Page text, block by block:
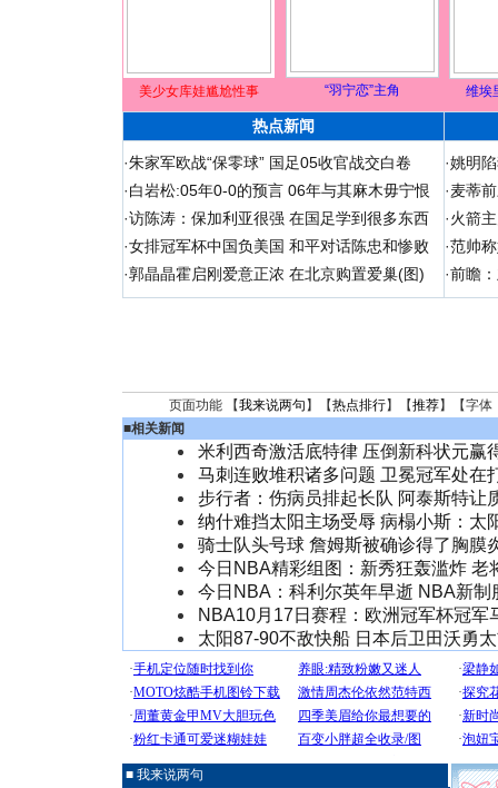
美少女库娃尴尬性事 “羽宁恋”主角 维埃
热点新闻
·朱家军欧战“保零球” 国足05收官战交白卷
·白岩松:05年0-0的预言 06年与其麻木毋宁恨
·访陈涛：保加利亚很强 在国足学到很多东西
·女排冠军杯中国负美国 和平对话陈忠和惨败
·郭晶晶霍启刚爱意正浓 在北京购置爱巢(图)
·姚明
·麦蒂
·火箭
·范帅
·前瞻
页面功能 【我来说两句 】【热点排行】【推荐】【字体
■相关新闻
米利西奇激活底特律 压倒新科状元赢
马刺连败堆积诸多问题 卫冕冠军处在
步行者：伤病员排起长队 阿泰斯特让
纳什难挡太阳主场受辱 病榻小斯：太
骑士队头号球 詹姆斯被确诊得了胸膜
今日NBA精彩组图：新秀狂轰滥炸 老
今日NBA：科利尔英年早逝 NBA新制
NBA10月17日赛程：欧洲冠军杯冠军
太阳87-90不敌快船 日本后卫田沃勇
■ 我来说两句